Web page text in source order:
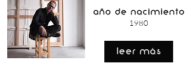
año de nacimiento
1980
Leer Más